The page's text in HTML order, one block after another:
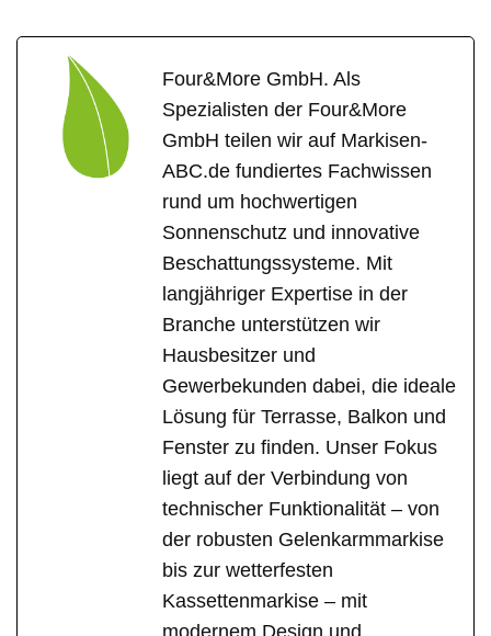
Four&More GmbH. Als
Spezialisten der Four&More
GmbH teilen wir auf Markisen-
ABC.de fundiertes Fachwissen
rund um hochwertigen
Sonnenschutz und innovative
Beschattungssysteme. Mit
langjähriger Expertise in der
Branche unterstützen wir
Hausbesitzer und
Gewerbekunden dabei, die ideale
Lösung für Terrasse, Balkon und
Fenster zu finden. Unser Fokus
liegt auf der Verbindung von
technischer Funktionalität – von
der robusten Gelenkarmmarkise
bis zur wetterfesten
Kassettenmarkise – mit
modernem Design und